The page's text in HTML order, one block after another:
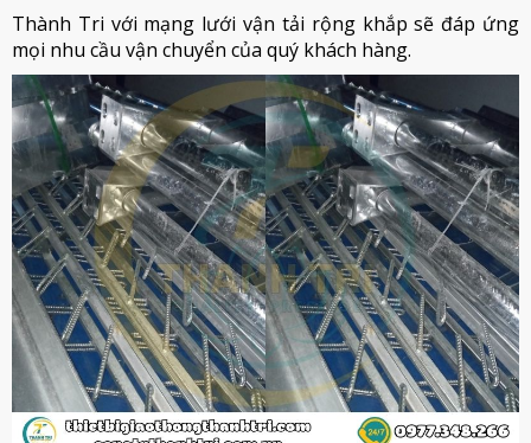
Thành Tri với mạng lưới vận tải rộng khắp sẽ đáp ứng
mọi nhu cầu vận chuyển của quý khách hàng.